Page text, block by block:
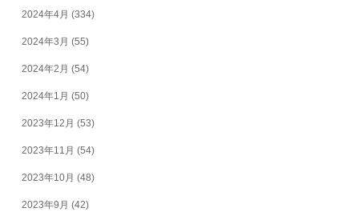
2024年4月 (334)
2024年3月 (55)
2024年2月 (54)
2024年1月 (50)
2023年12月 (53)
2023年11月 (54)
2023年10月 (48)
2023年9月 (42)